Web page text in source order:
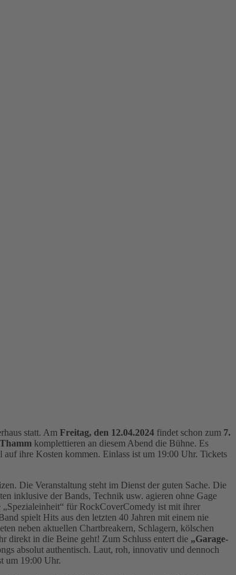
statt. Am Freitag, den 12.04.2024 findet schon zum 7.
komplettieren an diesem Abend die Bühne. Es
ihre Kosten kommen. Einlass ist um 19:00 Uhr. Tickets
Die Veranstaltung steht im Dienst der guten Sache. Die
inklusive der Bands, Technik usw. agieren ohne Gage
„Spezialeinheit“ für RockCoverComedy ist mit ihrer
spielt Hits aus den letzten 40 Jahren mit einem nie
neben aktuellen Chartbreakern, Schlagern, kölschen
direkt in die Beine geht! Zum Schluss entert die „Garage-
absolut authentisch. Laut, roh, innovativ und dennoch
um 19:00 Uhr.